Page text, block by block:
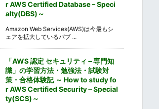
r AWS Certified Database – Speci
alty(DBS)～
Amazon Web Services(AWS)は今最もシ
ェアを拡大しているパブ ...
「AWS 認定 セキュリティ – 専門知
識」の学習方法・勉強法・試験対
策・合格体験記 ～ How to study fo
r AWS Certified Security – Special
ty(SCS)～